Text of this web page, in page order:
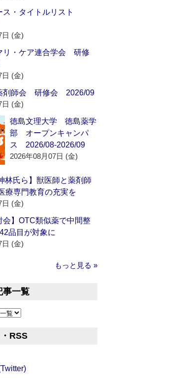
ス・タイトルリスト
日 (金)
リ・ケア連合学会 研修
日 (金)
剤師会 研修会 2026/09
日 (金)
徳島文理大学 徳島薬学
部 オープンキャンパ
ス 2026/08-2026/09
2026年08月07日 (金)
林氏ら】獣医師と薬剤師
療専門教育の充実を
日 (金)
会】OTC類似薬で中間整
品目が対象に
日 (金)
もっと見る »
事一覧
RSS